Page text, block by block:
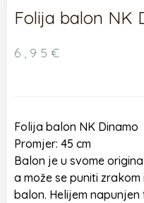
Folija balon NK
6,95 €
Folija balon NK Dinamo
Promjer: 45 cm
Balon je u svome
a može se puniti
balon. Helijem